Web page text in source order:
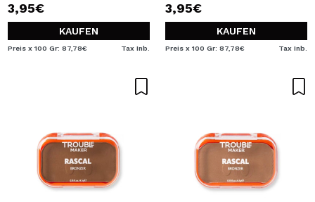
3,95€
KAUFEN
Preis x 100 Gr: 87,78€ Tax Inb.
3,95€
KAUFEN
Preis x 100 Gr: 87,78€ Tax Inb.